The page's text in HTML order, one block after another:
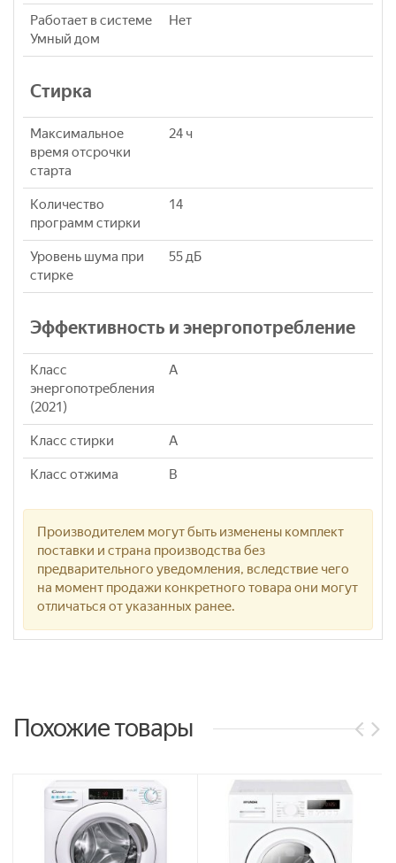
Работает в системе
Умный дом
Нет
Стирка
Максимальное
время отсрочки
старта
24 ч
Количество
программ стирки
14
Уровень шума при
стирке
55 дБ
Эффективность и энергопотребление
Класс
энергопотребления
(2021)
A
Класс стирки A
Класс отжима B
Производителем могут быть изменены комплект
поставки и страна производства без
предварительного уведомления, вследствие чего
на момент продажи конкретного товара они могут
отличаться от указанных ранее.
Похожие товары